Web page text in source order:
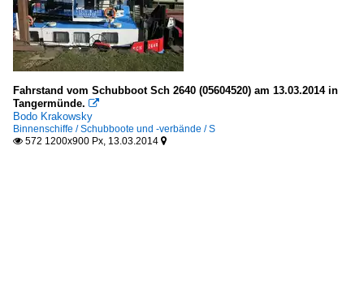
Fahrstand vom Schubboot Sch 2640 (05604520) am 13.03.2014 in
Tangermünde. 
Bodo Krakowsky
Binnenschiffe / Schubboote und -verbände / S
 572 1200x900 Px, 13.03.2014 